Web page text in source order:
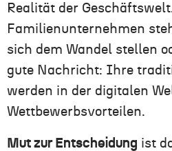
Realität der
Familienunternehmen
sich dem Wandel stellen
gute Nachricht: Ihre
werden in der digitalen
Wettbewerbsvorteilen.
Mut zur Entscheidung ist